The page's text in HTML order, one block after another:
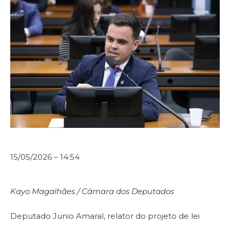
15/05/2026 – 14:54
Kayo Magalhães / Câmara dos Deputados
Deputado Junio Amaral, relator do projeto de lei